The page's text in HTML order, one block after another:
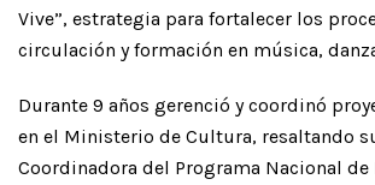
Vive”, estrategia para fortalecer los
circulación y formación en música,
Durante 9 años gerenció y coordinó
en el Ministerio de Cultura, resaltando
Coordinadora del Programa Nacional de